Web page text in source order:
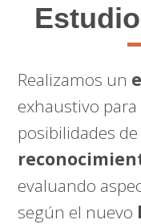
Realizamos un
exhaustivo
posibilidades
evaluando
según el nuevo